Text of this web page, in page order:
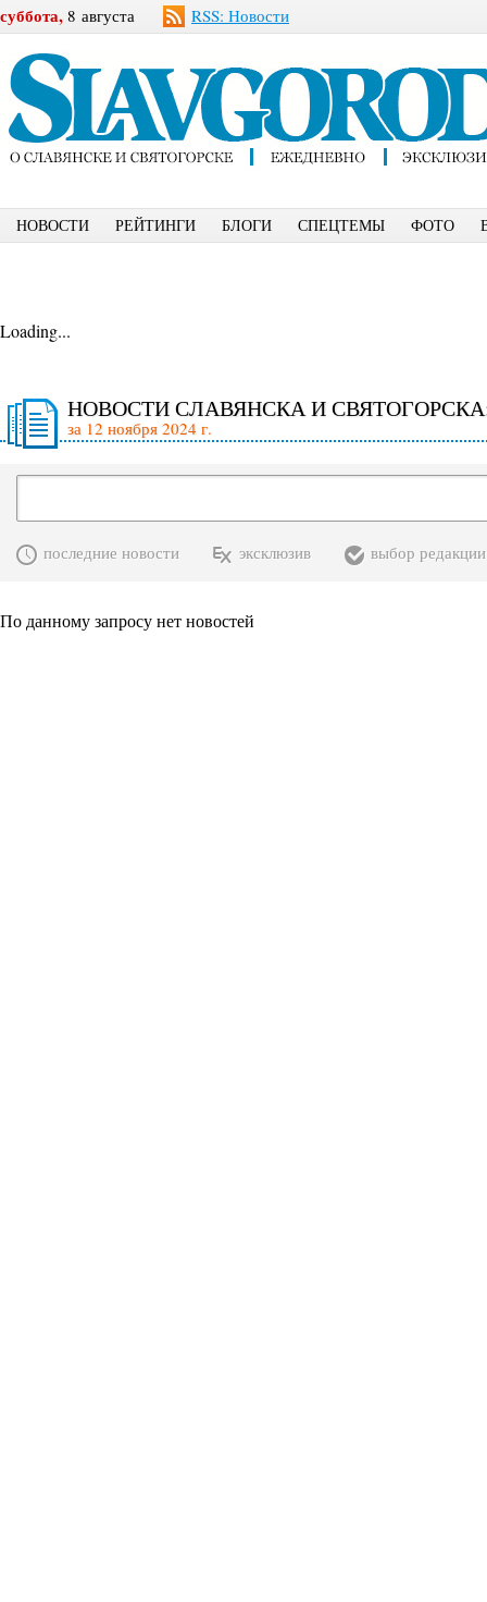
суббота, 8 августа RSS: Новости
НОВОСТИ РЕЙТИНГИ БЛОГИ СПЕЦТЕМЫ ФОТО
Loading...
НОВОСТИ СЛАВЯНСКА И
за 12 ноября 2024 г.
последние новости эксклюзив выбор редакции
По данному запросу нет новостей